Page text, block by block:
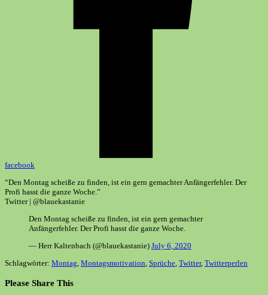
facebook
“Den Montag scheiße zu finden, ist ein gern gemachter Anfängerfehler. Der
Profi hasst die ganze Woche.”
Twitter | @blauekastanie
Den Montag scheiße zu finden, ist ein gern gemachter
Anfängerfehler. Der Profi hasst die ganze Woche.
— Herr Kaltenbach (@blauekastanie) July 6, 2020
Schlagwörter: Montag, Montagsmotivation, Sprüche, Twitter, Twitterperlen
Please Share ThisDiesen